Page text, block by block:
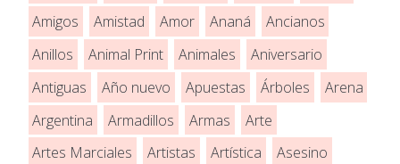
Amigos
Amistad Amor Ananá
Ancianos
Anillos
Animal Print Animales
Aniversario
Antiguas
Año nuevo Apuestas Árboles
Arena
Argentina
Armadillos Armas
Arte
Artes Marciales
Artistas Artística
Asesino